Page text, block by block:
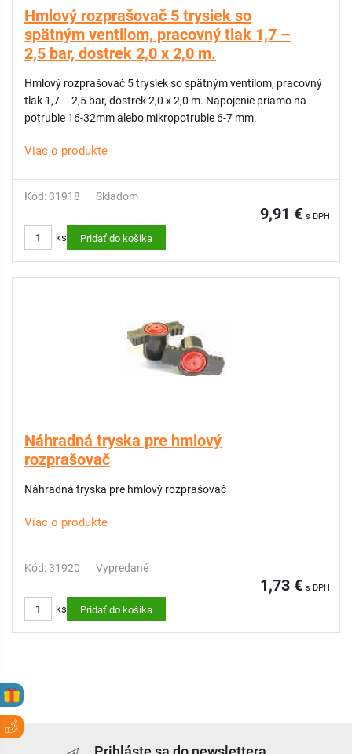
Hmlový rozprašovač 5 trysiek so
spätným ventilom, pracovný tlak 1,7 –
2,5 bar, dostrek 2,0 x 2,0 m.
Hmlový rozprašovač 5 trysiek so spätným ventilom, pracovný
tlak 1,7 – 2,5 bar, dostrek 2,0 x 2,0 m. Napojenie priamo na
potrubie 16-32mm alebo mikropotrubie 6-7 mm.
Viac o produkte
Kód: 31918 Skladom
9,91 € s DPH
ks Pridať do košíka
Náhradná tryska pre hmlový
rozprašovač
Náhradná tryska pre hmlový rozprašovač
Viac o produkte
Kód: 31920 Vypredané
1,73 € s DPH
ks Pridať do košíka